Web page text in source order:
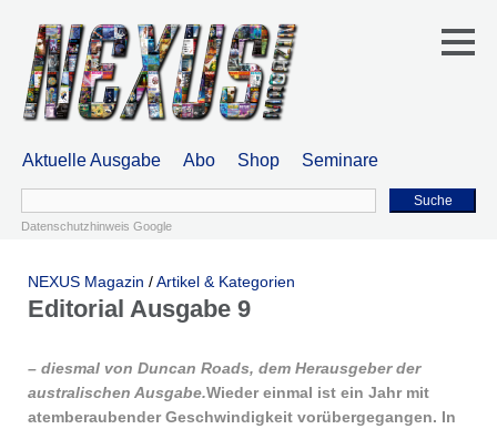
Aktuelle Ausgabe Abo Shop Seminare
Suche
Datenschutzhinweis Google
NEXUS Magazin /Artikel & Kategorien
Editorial Ausgabe 9
– diesmal von Duncan Roads, dem Herausgeber der
australischen Ausgabe.Wieder einmal ist ein Jahr mit
atemberaubender Geschwindigkeit vorübergegangen. In